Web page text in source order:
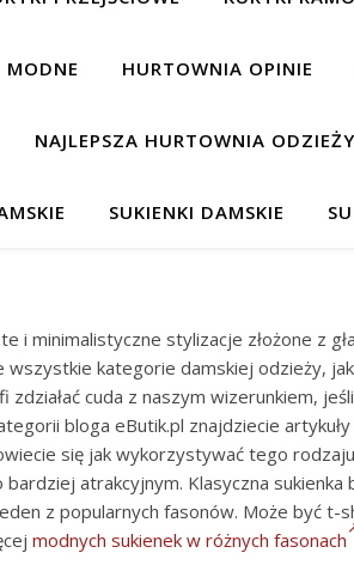
MODNE HURTOWNIA OPINIE
NAJLEPSZA HURTOWNIA
SUKIENKI DAMSKIE
i minimalistyczne stylizacje złożone z
wszystkie kategorie damskiej odzieży,
cuda z naszym wizerunkiem,
bloga eButik.pl znajdziecie
się jak wykorzystywać tego
atrakcyjnym. Klasyczna sukienka
z popularnych fasonów. Może być t-
modnych sukienek w różnych fasonach